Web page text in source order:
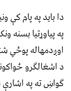
دا باید په پام
په پیاوړتیا
اوږدمهاله پوځي
د اشغالګرو
ګواښ ته په